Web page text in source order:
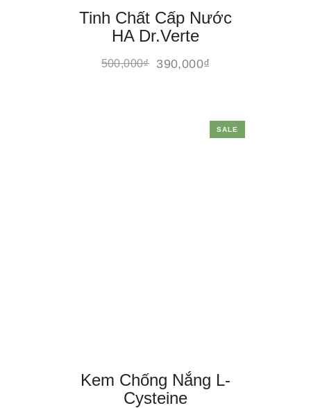
Tinh Chất Cấp Nước
HA Dr.Verte
500,000₫ 390,000₫
SALE
Kem Chống Nắng L-
Cysteine